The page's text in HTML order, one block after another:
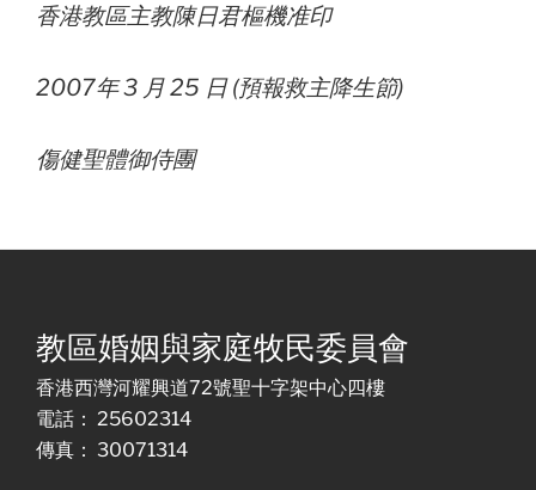
香港教區主教陳日君樞機准印
2007年 3 月 25 日 (預報救主降生節)
傷健聖體御侍團
教區婚姻與家庭牧民委員會
香港西灣河耀興道72號聖十字架中心四樓
電話： 25602314
傳真： 30071314